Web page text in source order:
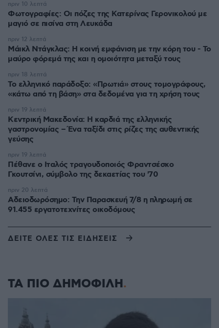
Φωτογραφίες: Οι πόζες της Κατερίνας Γερονικολού με
μαγιό σε πισίνα στη Λευκάδα
πριν 10 λεπτά
Μάικλ Ντάγκλας: Η κοινή εμφάνιση με την κόρη του - Το
μαύρο φόρεμά της και η ομοιότητα μεταξύ τους
πριν 12 λεπτά
Το ελληνικό παράδοξο: «Πρωτιά» στους τομογράφους,
«κάτω από τη βάση» στα δεδομένα για τη χρήση τους
πριν 18 λεπτά
Κεντρική Μακεδονία: Η καρδιά της ελληνικής
γαστρονομίας – Ένα ταξίδι στις ρίζες της αυθεντικής
γεύσης
πριν 19 λεπτά
Πέθανε ο Ιταλός τραγουδοποιός Φραντσέσκο
Γκουτσίνι, σύμβολο της δεκαετίας του '70
πριν 19 λεπτά
Αδειοδωρόσημο: Την Παρασκευή 7/8 η πληρωμή σε
91.455 εργατοτεχνίτες οικοδόμους
πριν 20 λεπτά
ΔΕΙΤΕ ΟΛΕΣ ΤΙΣ ΕΙΔΗΣΕΙΣ
ΤΑ ΠΙΟ ΔΗΜΟΦΙΛΗ